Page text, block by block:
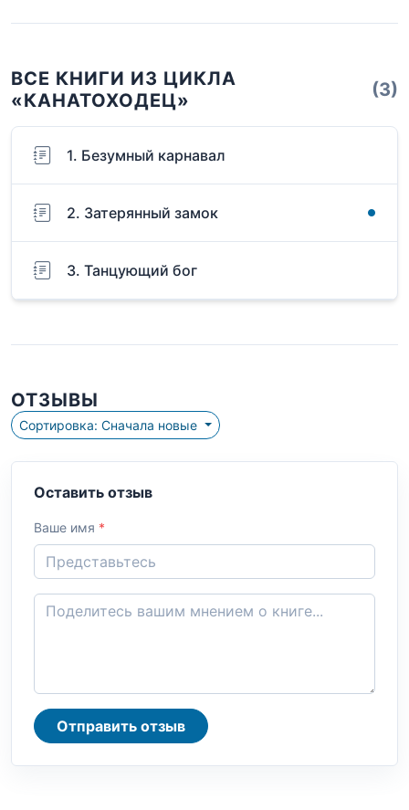
ВСЕ КНИГИ ИЗ ЦИКЛА
«КАНАТОХОДЕЦ»
(3)
1. Безумный карнавал
2. Затерянный замок
3. Танцующий бог
ОТЗЫВЫ
Сортировка: Сначала новые
Оставить отзыв
Ваше имя *
Отправить отзыв